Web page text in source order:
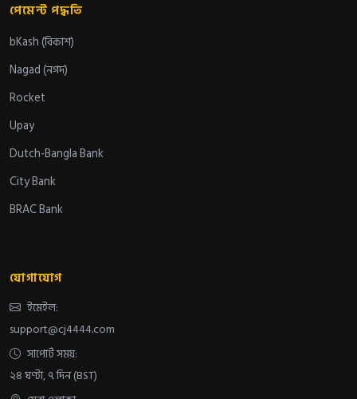
পেমেন্ট পদ্ধতি
bKash (বিকাশ)
Nagad (নগদ)
Rocket
Upay
Dutch-Bangla Bank
City Bank
BRAC Bank
যোগাযোগ
ইমেইল:
support@cj4444.com
সাপোর্ট সময়:
২৪ ঘণ্টা, ৭ দিন (BST)